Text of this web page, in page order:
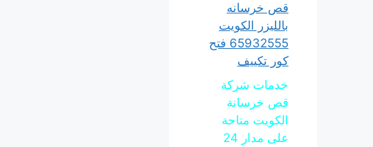
قص خرسانه
بالليزر الكويت
65932555 فتح
كور تكييف
خدمات شركة
قص خرسانة
الكويت متاحة
على مدار 24